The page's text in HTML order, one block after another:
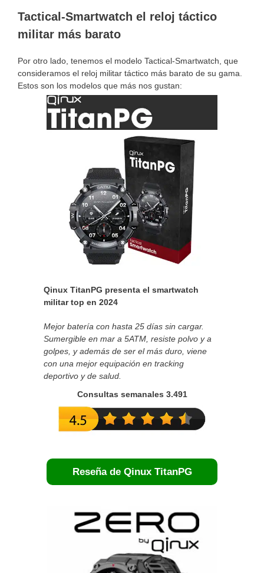
Tactical-Smartwatch el reloj táctico
militar más barato
Por otro lado, tenemos el modelo Tactical-Smartwatch, que
consideramos el reloj militar táctico más barato de su gama.
Estos son los modelos que más nos gustan:
Qinux TitanPG presenta el smartwatch
militar top en 2024
Mejor batería con hasta 25 días sin cargar.
Sumergible en mar a 5ATM, resiste polvo y a
golpes, y además de ser el más duro, viene
con una mejor equipación en tracking
deportivo y de salud.
Consultas semanales 3.491
Reseña de Qinux TitanPG